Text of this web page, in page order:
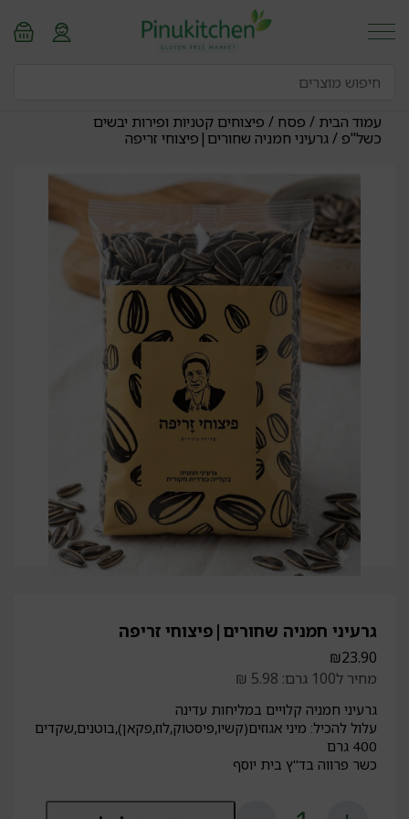
עמוד הבית / פסח / פיצוחים קטניות ופירות יבשים
כשל"פ / גרעיני חמניה שחורים|פיצוחי זריפה
גרעיני חמניה שחורים|פיצוחי זריפה
₪23.90
מחיר ל100 גרם: 5.98 ₪
גרעיני חמניה קלויים במליחות עדינה
עלול להכיל: מיני אגוזים(קשיו,פיסטוק,לוז,פקאן),בוטנים,שקדים
400 גרם
כשר פרווה בד"ץ בית יוסף
כמות